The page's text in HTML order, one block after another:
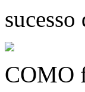
COMO